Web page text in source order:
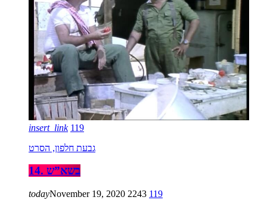
insert_link 119
גבעת חלפון, הסרט
14. בשא”ש
todayNovember 19, 2020 2243 119